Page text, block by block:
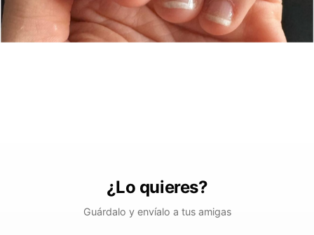
¿Lo quieres?
Guárdalo y envíalo a tus amigas